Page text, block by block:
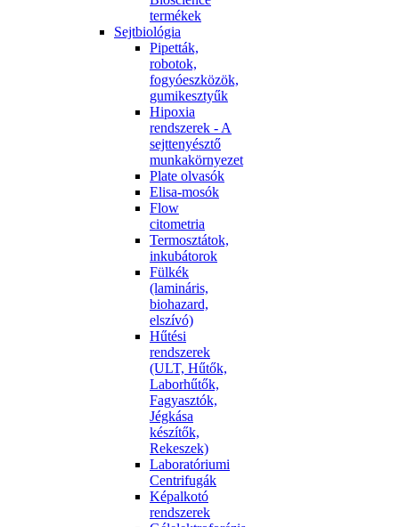
termékek
Sejtbiológia
Pipetták,
robotok,
fogyóeszközök,
gumikesztyűk
Hipoxia
rendszerek - A
sejttenyésztő
munkakörnyezet
Plate olvasók
Elisa-mosók
Flow
citometria
Termosztátok,
inkubátorok
Fülkék
(lamináris,
biohazard,
elszívó)
Hűtési
rendszerek
(ULT, Hűtők,
Laborhűtők,
Fagyasztók,
Jégkása
készítők,
Rekeszek)
Laboratóriumi
Centrifugák
Képalkotó
rendszerek